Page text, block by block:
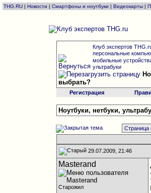
THG.RU | Новости | Смартфоны и ноутбуки | Видеокарты |
Клуб экспертов
персональные
мобильные
ультрабуки
выбрать?
Регистрация
Ноутбуки, нетбуки,
Страница
29.07.2009, 21:46
Masterand
Старожил